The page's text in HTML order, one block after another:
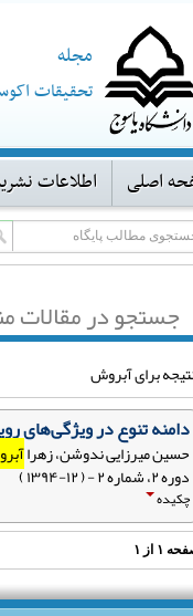
مجله
تحقیقات
اصلی اطلاعات
جستجو در مقالات
دامنه تنوع در ویژگی‌های
حسین میرزایی ندوشن، زهرا
دوره ۲، شماره ۲ - ( ۱۲-۱۳۹۴ )
چکیده
۱ از ۱